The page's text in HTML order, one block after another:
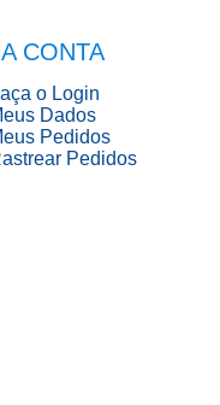
CONTA
o Login
Dados
Pedidos
Pedidos